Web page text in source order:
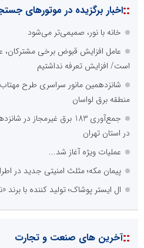
::اخبار برگزیده در موتورهای
خانه با نور، صمیمی‌تر می‌شود
عامل افزایش قبوض برخی مشترکان،
است/ افزایش تعرفه نداشتیم
شانزدهمین مانور سراسری طرح مهتاب
منطقه برق لواسان
جمع‌آوری 183 برق غیرمجاز
در استان تهران
عملیات ویژه آغاز شد...
پیمان مکه؛ مثلث امنیتی جدید در
ال ایستر پوشاک؛ تولید کننده با برند
::آخرین های صنعت و تجارت